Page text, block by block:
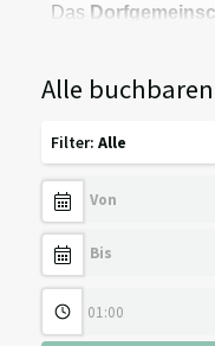
Das
Toilette gibt es
Die Halle eignet sich
Veranstaltungen,
Anlässe. Mit einer
Quadratmetern bietet
Nutzungsmöglichkeiten.
Gerne steht Ihnen die
Fragen zur Verfügung.
Alle
Filter: Alle